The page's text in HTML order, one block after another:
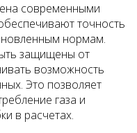
современными
точность
нормам.
защищены от
возможность
Это позволяет
газа и
в расчетах.